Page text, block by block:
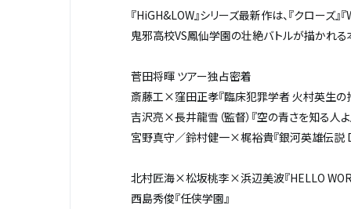
『HiGH&LOW』シリーズ最新作は、『クローズ』
鬼邪高校VS鳳仙学園の壮絶バトルが描かれ
菅田将暉 ツアー独占密着
斎藤工×窪田正孝『臨床犯罪学者 火村英生の
吉沢亮×長井龍雪（監督）『空の青さを知る人よ
宮野真守／鈴村健一×梶裕貴『銀河英雄伝説
北村匠海×松坂桃李×浜辺美波『HELLO
西島秀俊『任侠学園』